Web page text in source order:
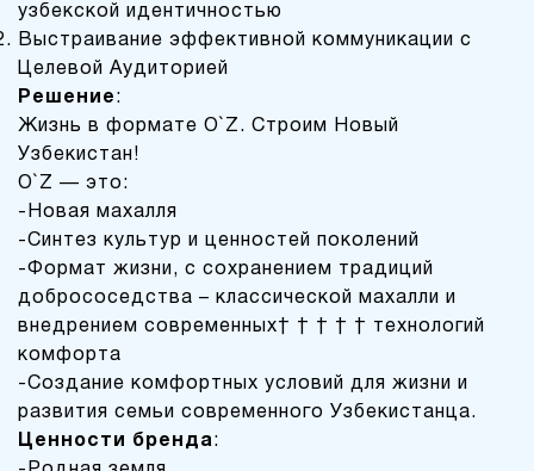
узбекской идентичностью
Выстраивание эффективной коммуникации с
Целевой Аудиторией
Решение :
Жизнь в формате O`Z. Строим Новый
Узбекистан!
O`Z — это:
-Новая махалля
-Синтез культур и ценностей поколений
-Формат жизни, с сохранением традиций
добрососедства – классической махалли и
внедрением современных технологий
комфорта
-Создание комфортных условий для жизни и
развития семьи современного Узбекистанца.
Ценности бренда: